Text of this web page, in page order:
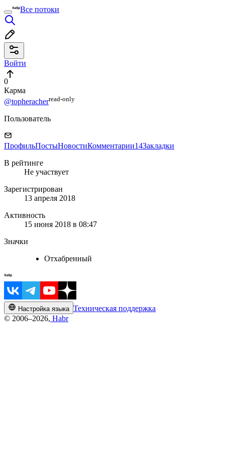
Все потоки
Войти
0
Карма
@topheracherread⁠-⁠only
Пользователь
ПрофильПостыНовостиКомментарии14Закладки
В рейтинге
Не участвует
Зарегистрирован
13 апреля 2018
Активность
15 июня 2018 в 08:47
Значки
Отхабренный
Настройка языка Техническая поддержка
© 2006–2026, Habr